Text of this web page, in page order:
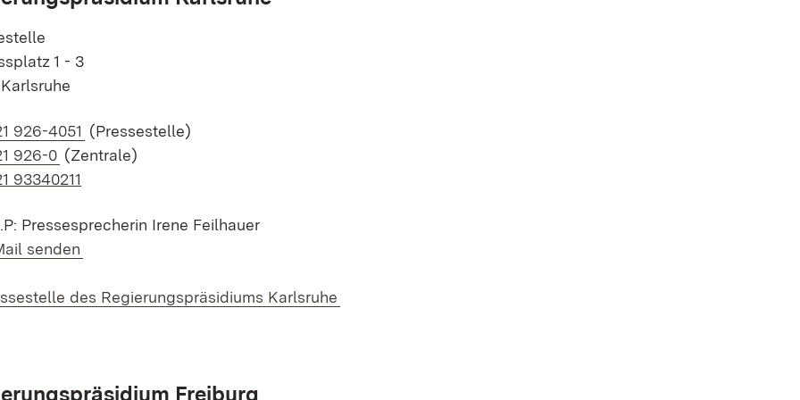
1 - 3
auf Telefonnummer:
926-4051 (Pressestelle)
auf Telefonnummer:
926-0 (Zentrale)
93340211
Pressesprecherin Irene Feilhauer
auf E-Mail:
senden
des Regierungspräsidiums Karlsruhe
Freiburg